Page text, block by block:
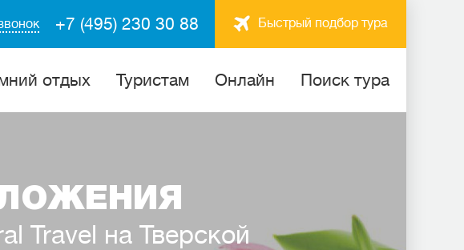
Быстрый подбор тура
+7 (495) 230 30 88
отдых Туристам Онлайн Поиск тура
Travel на Тверской